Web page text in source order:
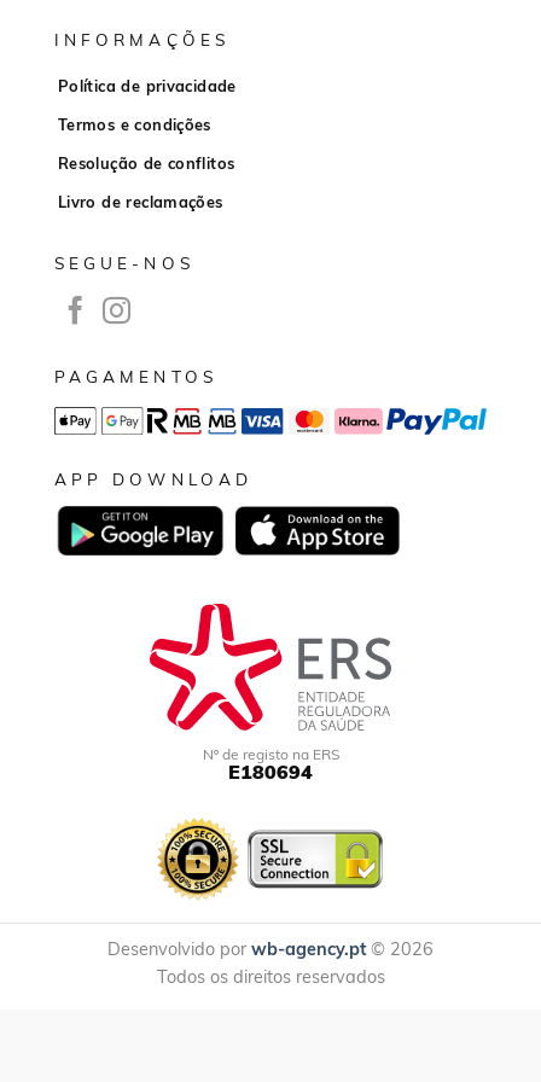
INFORMAÇÕES
Política de privacidade
Termos e condições
Resolução de conflitos
Livro de reclamações
SEGUE-NOS
PAGAMENTOS
APP DOWNLOAD
Nº de registo na ERS
E180694
Desenvolvido por wb-agency.pt© 2026
Todos os direitos reservados